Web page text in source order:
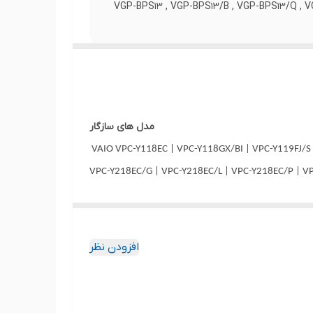
VGP-BPS13 , VGP-BPS13/B , VGP-BPS13/Q ,
مدل های سازگار
VAIO VPC-Y118EC | VPC-Y118GX/BI | VPC-Y119FJ/
VPC-Y218EC/G | VPC-Y218EC/L | VPC-Y218EC/P |
| VPC-YB15AG/S | VPC-YB15AH/G | VPC-YB15AH/
افزودن نظر